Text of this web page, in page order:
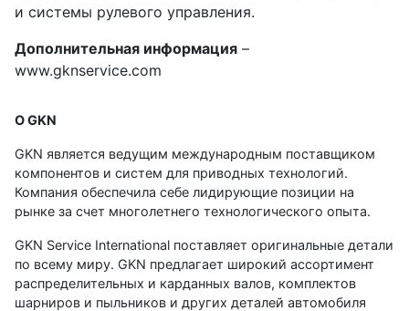
и системы рулевого управления.
Дополнительная информация –
www.gknservice.com
О GKN
GKN является ведущим международным поставщиком
компонентов и систем для приводных технологий.
Компания обеспечила себе лидирующие позиции на
рынке за счет многолетнего технологического опыта.
GKN Service International поставляет оригинальные детали
по всему миру. GKN предлагает широкий ассортимент
распределительных и карданных валов, комплектов
шарниров и пыльников и других деталей автомобиля